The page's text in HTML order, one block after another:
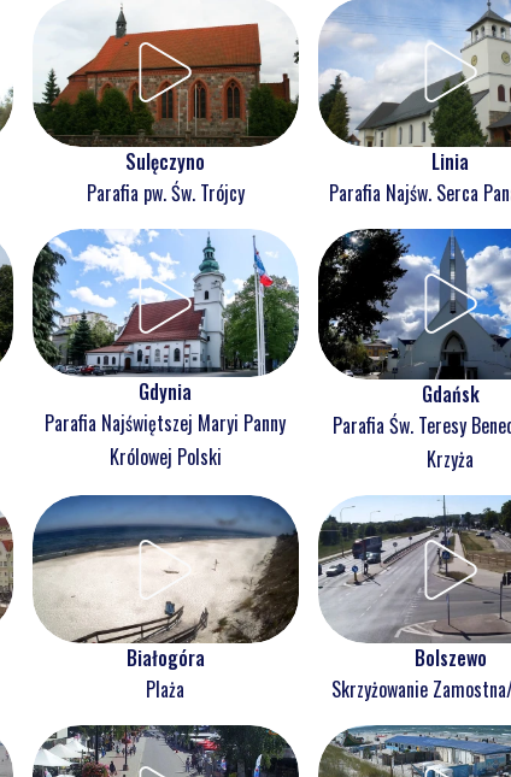
Sulęczyno
Parafia pw. Św. Trójcy
Linia
Parafia Najśw. Serca
Gdynia
Parafia Najświętszej Maryi Panny
Królowej Polski
Gdańsk
Parafia Św. Teresy
Krzyża
Białogóra
Plaża
Bolszewo
Skrzyżowanie